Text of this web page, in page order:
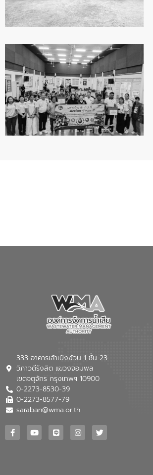
333 อาคารเล้าเป้งง้วน 1 ชั้น 23
วิภาวดีรังสิต แขวงจอมพล
เขตจตุจักร กรุงเทพฯ 10900
0-2273-8530-39
0-2273-8577-79
saraban@wma.or.th